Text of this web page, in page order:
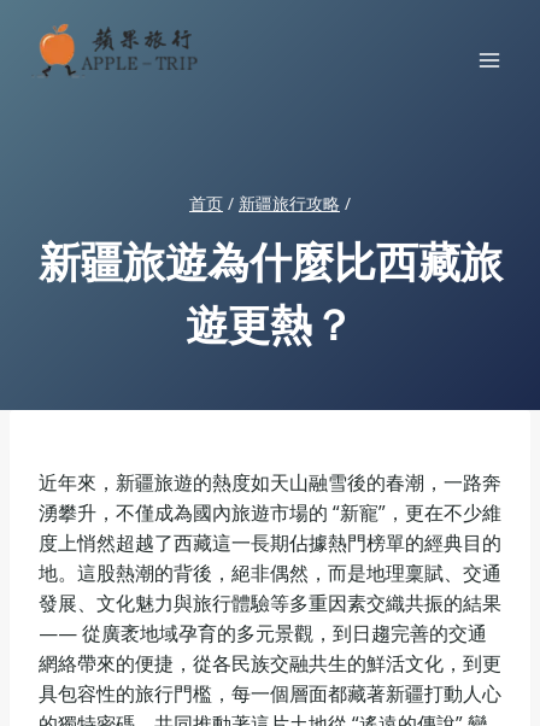
首页 / 新疆旅行攻略 /
新疆旅遊為什麼比西藏旅
遊更熱？
近年來，新疆旅遊的熱度如天山融雪後的春潮，一路奔
湧攀升，不僅成為國內旅遊市場的 “新寵”，更在不少維
度上悄然超越了西藏這一長期佔據熱門榜單的經典目的
地。這股熱潮的背後，絕非偶然，而是地理稟賦、交通
發展、文化魅力與旅行體驗等多重因素交織共振的結果
—— 從廣袤地域孕育的多元景觀，到日趨完善的交通
網絡帶來的便捷，從各民族交融共生的鮮活文化，到更
具包容性的旅行門檻，每一個層面都藏著新疆打動人心